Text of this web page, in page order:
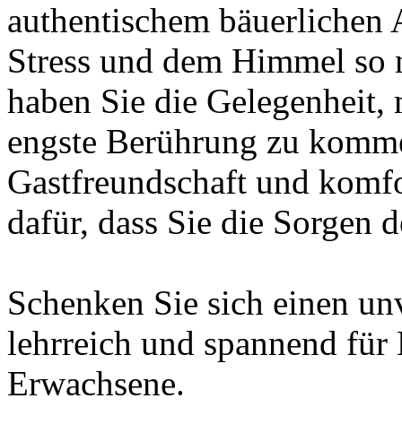
authentischem
Stress und dem Himmel
haben Sie die
engste Berührung zu
Gastfreundschaft und
dafür, dass Sie die Sorgen
Schenken Sie sich einen
lehrreich und spannend
Erwachsene.